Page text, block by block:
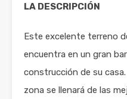
LA DESCRIPCIÓN
Este excelente terreno
encuentra en un gran
construcción de su
zona se llenará de las